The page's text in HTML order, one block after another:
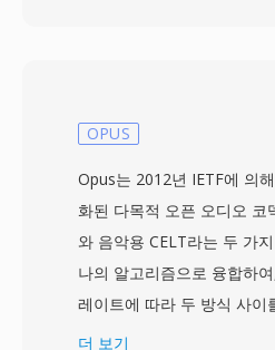
프로그레시브 다운로드와 어
막 트랙, 메타데이터 태그,
지 등 고급 기능을 지원합니
광범위한 코덱 지원 덕분에
플랫폼, 모바일 기기, 디지
디어 라이브러리의 기본 선
OPUS
Opus는 2012년 IETF에 의
화된 다목적 오픈 오디오 코
와 음악용 CELT라는 두 가
나의 알고리즘으로 융합하
레이트에 따라 두 방식 사이
하이브리드 설계로 Opus는
더 보기